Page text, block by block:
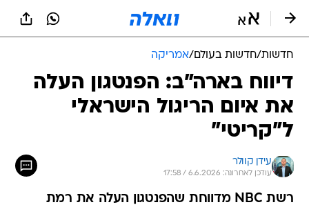
חדשות/חדשות בעולם/אמריקה
דיווח בארה"ב: הפנטגון העלה
את איום הריגול הישראלי
ל"קריטי"
עידן קוולר
עודכן לאחרונה: 6.6.2026 / 17:58
רשת NBC מדווחת שהפנטגון העלה את רמת